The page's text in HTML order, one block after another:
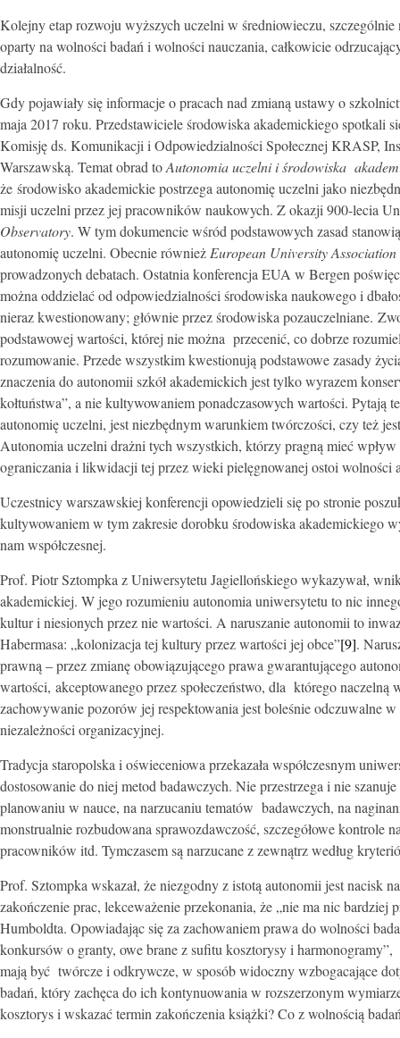
Kolejny etap rozwoju wyższych uczelni w średniowieczu,
oparty na wolności badań i wolności nauczania, całkowicie
działalność.
Gdy pojawiały się informacje o pracach nad zmianą ustawy o
maja 2017 roku. Przedstawiciele środowiska akademickiego spotkali
Komisję ds. Komunikacji i Odpowiedzialności Społecznej KRASP,
Warszawską. Temat obrad toAutonomia uczelni i środowiska
że środowisko akademickie postrzega autonomię uczelni jako
misji uczelni przez jej pracowników naukowych. Z okazji 900-lecia
Observatory. W tym dokumencie wśród podstawowych zasad
autonomię uczelni. Obecnie również European University Association
prowadzonych debatach. Ostatnia konferencja EUA w Bergen
można oddzielać od odpowiedzialności środowiska naukowego i
nieraz kwestionowany; głównie przez środowiska pozauczelniane.
podstawowej wartości, której nie można przecenić, co dobrze
rozumowanie. Przede wszystkim kwestionują podstawowe zasady
znaczenia do autonomii szkół akademickich jest tylko wyrazem
kołtuństwa”, a nie kultywowaniem ponadczasowych wartości.
autonomię uczelni, jest niezbędnym warunkiem twórczości, czy też
Autonomia uczelni drażni tych wszystkich, którzy pragną mieć
ograniczania i likwidacji tej przez wieki pielęgnowanej ostoi wolności
Uczestnicy warszawskiej konferencji opowiedzieli się po stronie
kultywowaniem w tym zakresie dorobku środowiska akademickiego
nam współczesnej.
Prof. Piotr Sztompka z Uniwersytetu Jagiellońskiego wykazywał,
akademickiej. W jego rozumieniu autonomia uniwersytetu to nic
kultur i niesionych przez nie wartości. A naruszanie autonomii to
Habermasa: „kolonizacja tej kultury przez wartości jej obce”[9].
prawną – przez zmianę obowiązującego prawa gwarantującego
wartości, akceptowanego przez społeczeństwo, dla którego
zachowywanie pozorów jej respektowania jest boleśnie odczuwalne
niezależności organizacyjnej.
Tradycja staropolska i oświeceniowa przekazała współczesnym
dostosowanie do niej metod badawczych. Nie przestrzega i nie
planowaniu w nauce, na narzucaniu tematów badawczych, na
monstrualnie rozbudowana sprawozdawczość, szczegółowe kontrole
pracowników itd. Tymczasem są narzucane z zewnątrz według
Prof. Sztompka wskazał, że niezgodny z istotą autonomii jest nacisk
zakończenie prac, lekceważenie przekonania, że „nie ma nic
Humboldta. Opowiadając się za zachowaniem prawa do wolności
konkursów o granty, owe brane z sufitu kosztorysy i
mają być twórcze i odkrywcze, w sposób widoczny wzbogacające
badań, który zachęca do ich kontynuowania w rozszerzonym
kosztorys i wskazać termin zakończenia książki? Co z wolnością